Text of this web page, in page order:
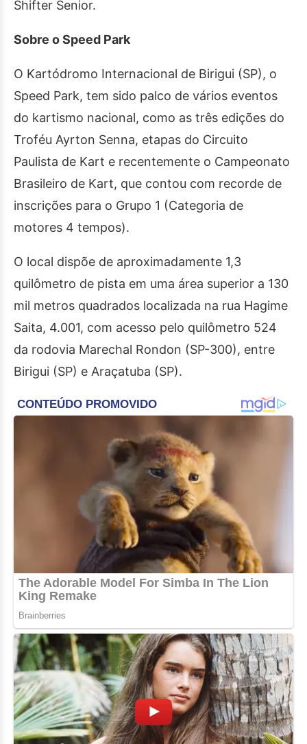
Shifter Senior.
Sobre o Speed Park
O Kartódromo Internacional de Birigui (SP), o
Speed Park, tem sido palco de vários eventos
do kartismo nacional, como as três edições do
Troféu Ayrton Senna, etapas do Circuito
Paulista de Kart e recentemente o Campeonato
Brasileiro de Kart, que contou com recorde de
inscrições para o Grupo 1 (Categoria de
motores 4 tempos).
O local dispõe de aproximadamente 1,3
quilômetro de pista em uma área superior a 130
mil metros quadrados localizada na rua Hagime
Saita, 4.001, com acesso pelo quilômetro 524
da rodovia Marechal Rondon (SP-300), entre
Birigui (SP) e Araçatuba (SP).